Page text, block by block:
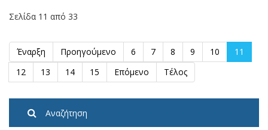
Σελίδα 11 από 33
Έναρξη Προηγούμενο 6 7 8 9 10
11
12
13 14 15 Επόμενο Τέλος
Αναζήτηση